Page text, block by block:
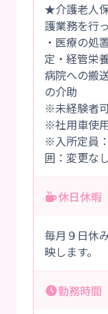
★介護老人
護業務を行
・医療の処
定・経管栄
病院への搬
の介助
※未経験者
※社用車使
※入所定員
囲：変更な
休日休暇
毎月９日休
映します。
勤務時間